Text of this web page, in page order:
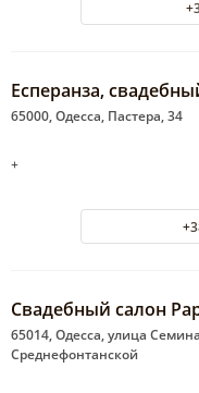
Есперанза,
65000, Одесса, Пастера, 34
+
Свадебный салон
65014, Одесса, улица
Среднефонтанской